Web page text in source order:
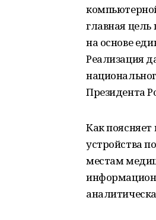
главная цель
на основе
Реализация
Президента
Как
устройства
местам